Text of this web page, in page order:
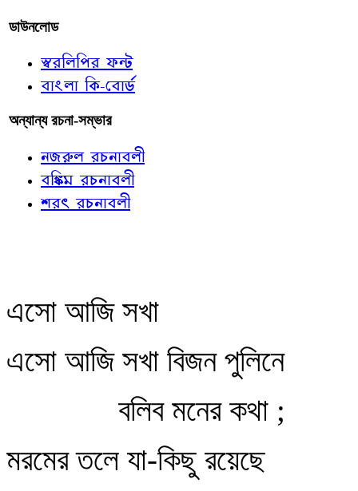
ডাউনলোড
স্বরলিপির ফন্ট
বাংলা কি-বোর্ড
অন্যান্য রচনা-সম্ভার
নজরুল রচনাবলী
বঙ্কিম রচনাবলী
শরৎ রচনাবলী
এসো আজি সখা
এসো আজি সখা বিজন পুলিনে
বলিব মনের কথা ;
মরমের তলে যা-কিছু রয়েছে